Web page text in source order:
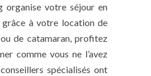
organise votre séjour en
grâce à votre location de
de catamaran, profitez
comme vous ne l’avez
spécialisés ont